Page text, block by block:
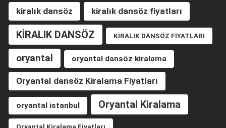
kiralık dansöz kiralık dansöz fiyatları
KİRALIK DANSÖZ KİRALIK DANSÖZ FİYATLARI
oryantal oryantal dansöz kiralama
Oryantal dansöz Kiralama Fiyatları
oryantal istanbul Oryantal Kiralama